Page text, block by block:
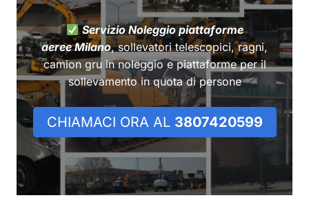
Servizio Noleggio piattaforme
aeree Milano, sollevatori telescopici, ragni,
camion gru in noleggio e piattaforme per il
sollevamento in quota di persone
CHIAMACI ORA AL 3807420599